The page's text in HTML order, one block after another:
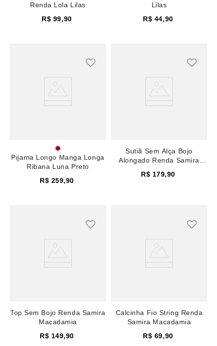
Renda Lola Lilas
R$ 99,90
Lilas
R$ 44,90
Pijama Longo Manga Longa
Ribana Luna Preto
R$ 259,90
Sutiã Sem Alça Bojo
Alongado Renda Samira
R$ 179,90
Top Sem Bojo Renda Samira
Macadamia
R$ 149,90
Calcinha Fio String Renda
Samira Macadamia
R$ 69,90